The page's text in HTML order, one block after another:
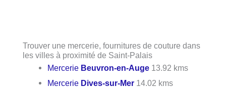
Trouver une mercerie, fournitures de couture dans
les villes à proximité de Saint-Palais
Mercerie Beuvron-en-Auge 13.92 kms
Mercerie Dives-sur-Mer 14.02 kms